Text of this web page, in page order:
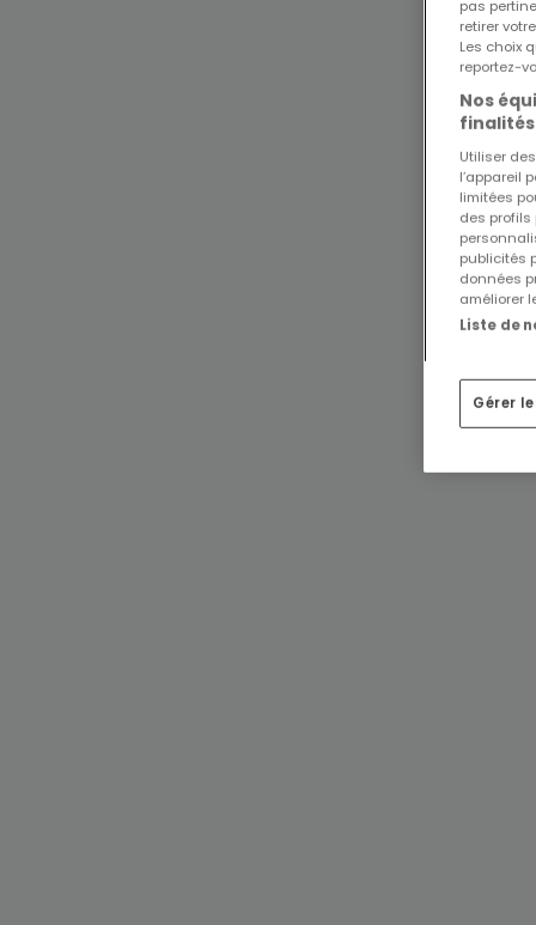
pas
retirer
Les choix
reportez-
Nos
Utiliser
l’appareil
limitées
des
publicités
données
améliorer
Liste de
Gérer